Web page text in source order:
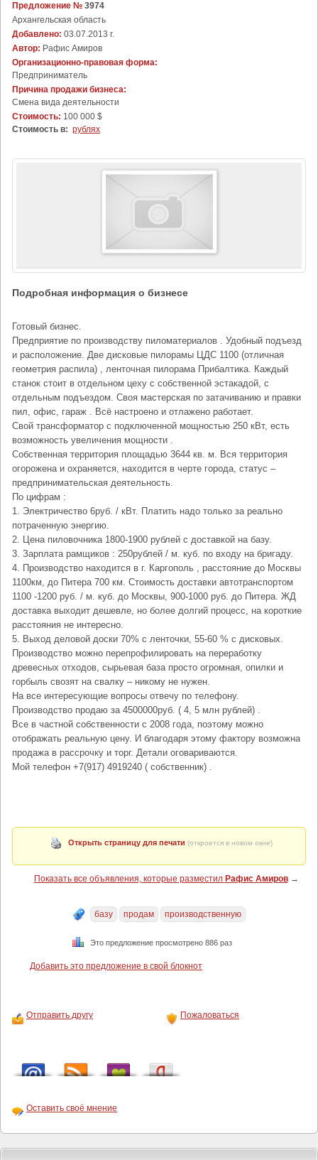
Предложение № 3974
Архангельская область
Добавлено: 03.07.2013 г.
Автор: Рафис Амиров
Организационно-правовая форма:
Предприниматель
Причина продажи бизнеса:
Cмена вида деятельности
Стоимость: 100 000 $
Стоимость в: рублях
Подробная информация о бизнесе
Готовый бизнес.
Предприятие по производству пиломатериалов . Удобный подъезд
и расположение. Две дисковые пилорамы ЦДС 1100 (отличная
геометрия распила) , ленточная пилорама Прибалтика. Каждый
станок стоит в отдельном цеху с собственной эстакадой, с
отдельным подъездом. Своя мастерская по затачиванию и правки
пил, офис, гараж . Всё настроено и отлажено работает.
Свой трансформатор с подключенной мощностью 250 кВт, есть
возможность увеличения мощности .
Собственная территория площадью 3644 кв. м. Вся территория
огорожена и охраняется, находится в черте города, статус –
предпринимательская деятельность.
По цифрам :
1. Электричество 6руб. / кВт. Платить надо только за реально
потраченную энергию.
2. Цена пиловочника 1800-1900 рублей с доставкой на базу.
3. Зарплата рамщиков : 250рублей / м. куб. по входу на бригаду.
4. Производство находится в г. Каргополь , расстояние до Москвы
1100км, до Питера 700 км. Стоимость доставки автотранспортом
1100 -1200 руб. / м. куб. до Москвы, 900-1000 руб. до Питера. ЖД
доставка выходит дешевле, но более долгий процесс, на короткие
расстояния не интересно.
5. Выход деловой доски 70% с ленточки, 55-60 % с дисковых.
Производство можно перепрофилировать на переработку
древесных отходов, сырьевая база просто огромная, опилки и
горбыль свозят на свалку – никому не нужен.
На все интересующие вопросы отвечу по телефону.
Производство продаю за 4500000руб. ( 4, 5 млн рублей) .
Все в частной собственности с 2008 года, поэтому можно
отображать реальную цену. И благодаря этому фактору возможна
продажа в рассрочку и торг. Детали оговариваются.
Мой телефон +7(917) 4919240 ( собственник) .
Открыть страницу для печати (откроется в новом окне)
Показать все объявления, которые разместил Рафис Амиров→
базу продам производственную
Это предложение просмотрено 886 раз
Добавить это предложение в свой блокнот
Отправить другу Пожаловаться
Оставить своё мнение